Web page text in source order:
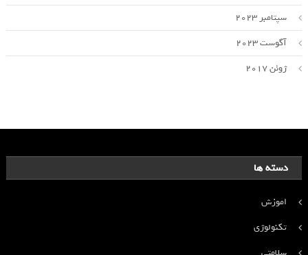
سپتامبر 2023
آگوست 2023
ژوئن 2017
دسته ها
اموزش
تکنولوژی